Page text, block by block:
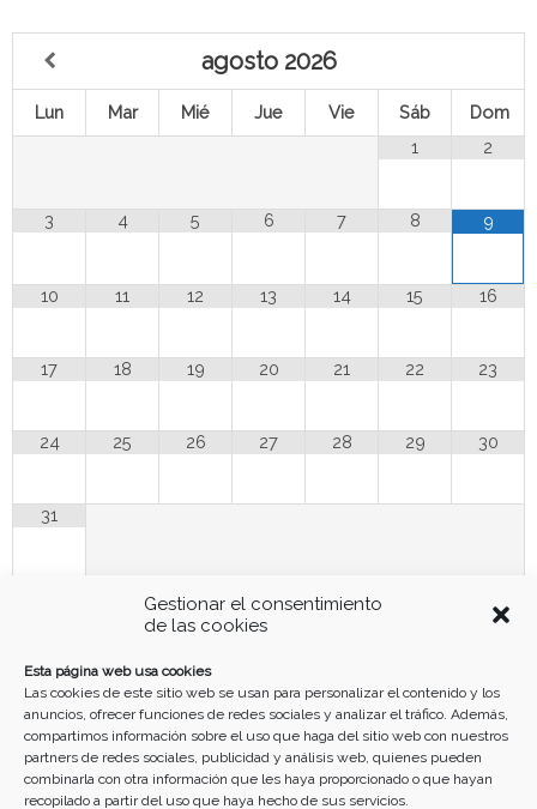
Gestionar el consentimiento
de las cookies
Esta página web usa cookies
Las cookies de este sitio web se usan para personalizar el contenido y los
anuncios, ofrecer funciones de redes sociales y analizar el tráfico. Además,
compartimos información sobre el uso que haga del sitio web con nuestros
partners de redes sociales, publicidad y análisis web, quienes pueden
combinarla con otra información que les haya proporcionado o que hayan
recopilado a partir del uso que haya hecho de sus servicios.
agosto 2026
Lun Mar Mié Jue Vie Sáb
Dom
1
2
3 4 5 6 7 8 9
10 11 12 13 14 15 16
17 18 19 20 21 22 23
24 25 26 27 28 29 30
31
Funciona gracias a Simple Calendar
Buscar